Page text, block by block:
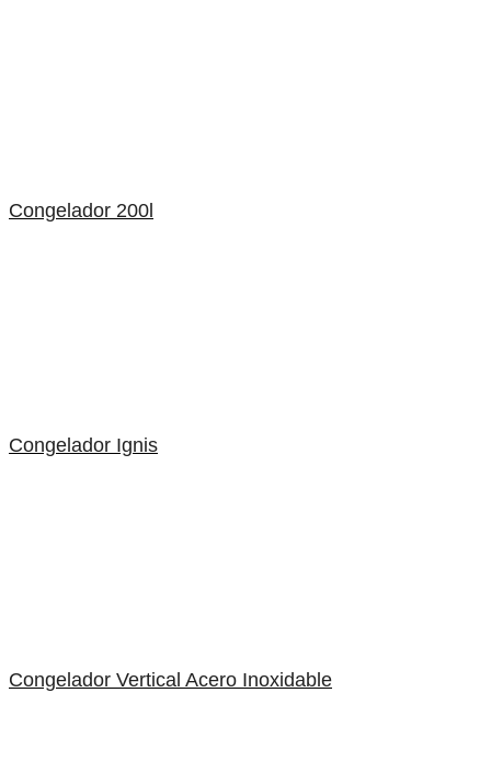
Congelador 200l
Congelador Ignis
Congelador Vertical Acero Inoxidable